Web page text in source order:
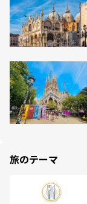
旅のテーマ